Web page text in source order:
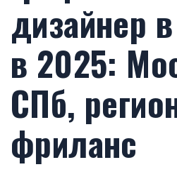
дизайнер
в 2025:
СПб,
фриланс